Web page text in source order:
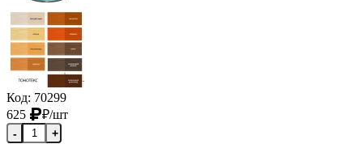
Код: 70299
625
₽/шт
- +